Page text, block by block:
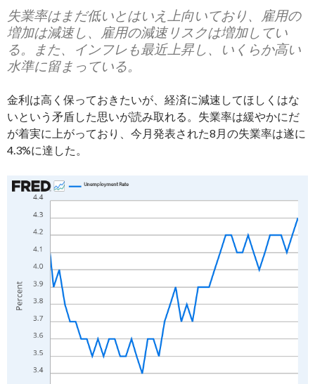
失業率はまだ低いとはいえ上向いており、雇用の
増加は減速し、雇用の減速リスクは増加してい
る。また、インフレも最近上昇し、いくらか高い
水準に留まっている。
金利は高く保っておきたいが、経済に減速してほしくはな
いという矛盾した思いが読み取れる。失業率は緩やかにだ
が着実に上がっており、今月発表された8月の失業率は遂に
4.3%に達した。